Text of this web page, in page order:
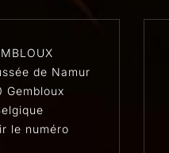
de Namur
Gembloux
le numéro